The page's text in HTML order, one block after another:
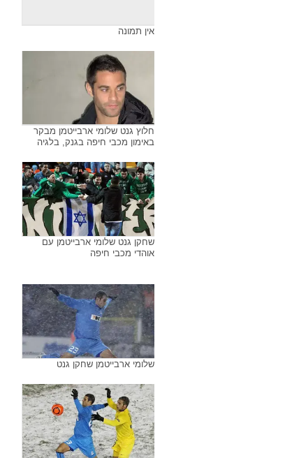
אין תמונה
חלוץ גנט שלומי ארבייטמן מבקר
באימון מכבי חיפה בגנק, בלגיה
שחקן גנט שלומי ארבייטמן עם
אוהדי מכבי חיפה
שלומי ארבייטמן שחקן גנט